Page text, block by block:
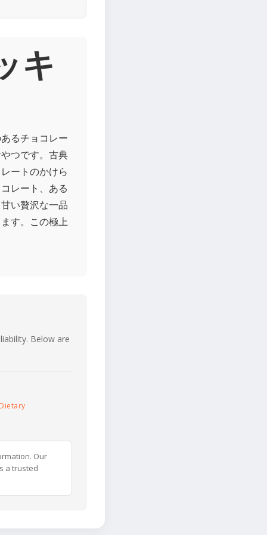
キ
るチョコレー
つです。古典
ートのかけら
レート、ある
い贅沢な一品
す。この極上
Below are
Our
a trusted